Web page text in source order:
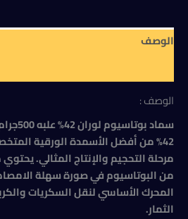
الوصف
الوصف :
سماد
42% من أفضل الأسمدة الورقية
مرحلة التحجيم والإنتاج المثالي.
من البوتاسيوم في صورة سهلة
المحرك الأساسي لنقل السكريات
الثمار.